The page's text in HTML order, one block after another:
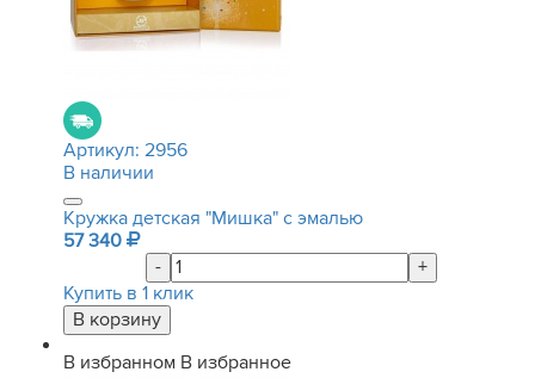
Артикул: 2956
В наличии
Кружка детская "Мишка" с эмалью
57 340
-
+
Купить в 1 клик
В избранном В избранное